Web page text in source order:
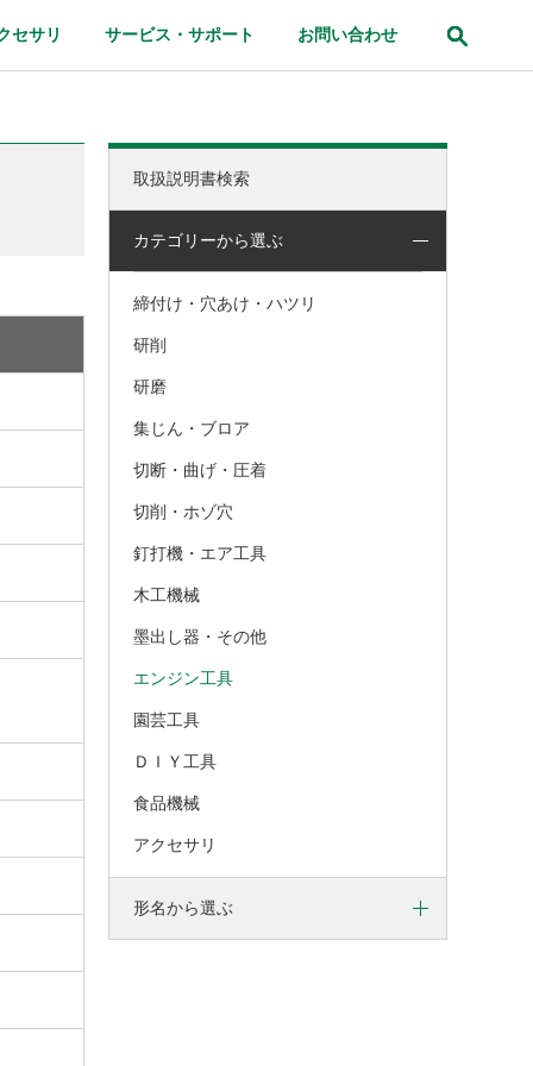
セサリ サービス・サポート お問い合わせ
取扱説明書検索
カテゴリーから選ぶ
締付け・穴あけ・ハツリ
研削
研磨
集じん・ブロア
切断・曲げ・圧着
切削・ホゾ穴
釘打機・エア工具
木工機械
墨出し器・その他
エンジン工具
園芸工具
ＤＩＹ工具
食品機械
アクセサリ
形名から選ぶ